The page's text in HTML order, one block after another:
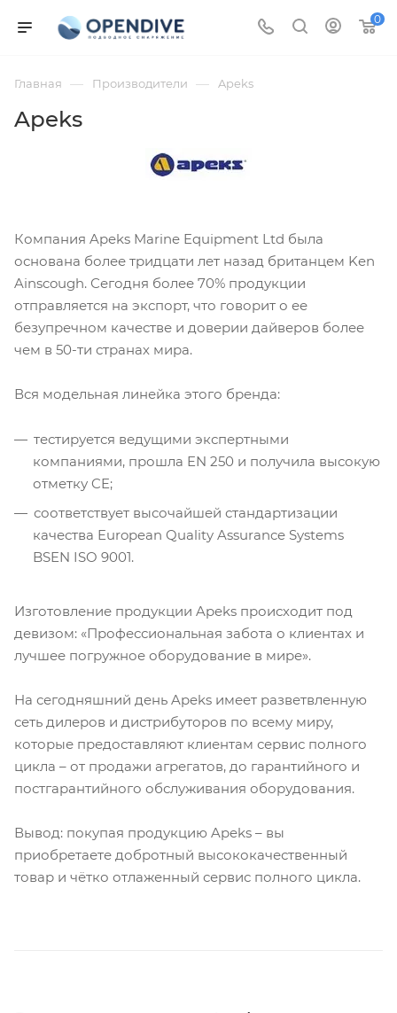
0
Главная — Производители — Apeks
Apeks
Компания Apeks Marine Equipment Ltd была
основана более тридцати лет назад британцем Ken
Ainscough. Сегодня более 70% продукции
отправляется на экспорт, что говорит о ее
безупречном качестве и доверии дайверов более
чем в 50-ти странах мира.
Вся модельная линейка этого бренда:
тестируется ведущими экспертными
компаниями, прошла EN 250 и получила высокую
отметку CE;
соответствует высочайшей стандартизации
качества European Quality Assurance Systems
BSEN ISO 9001.
Изготовление продукции Apeks происходит под
девизом: «Профессиональная забота о клиентах и
лучшее погружное оборудование в мире».
На сегодняшний день Apeks имеет разветвленную
сеть дилеров и дистрибуторов по всему миру,
которые предоставляют клиентам сервис полного
цикла – от продажи агрегатов, до гарантийного и
постгарантийного обслуживания оборудования.
Вывод: покупая продукцию Apeks – вы
приобретаете добротный высококачественный
товар и чётко отлаженный сервис полного цикла.